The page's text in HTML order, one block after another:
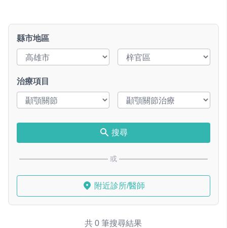
縣市地區
治療項目
搜尋
或
附近診所/醫師
共 0 筆搜尋結果